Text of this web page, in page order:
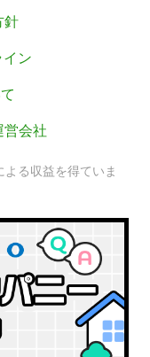
針
ン
営会社
る収益を得ていま